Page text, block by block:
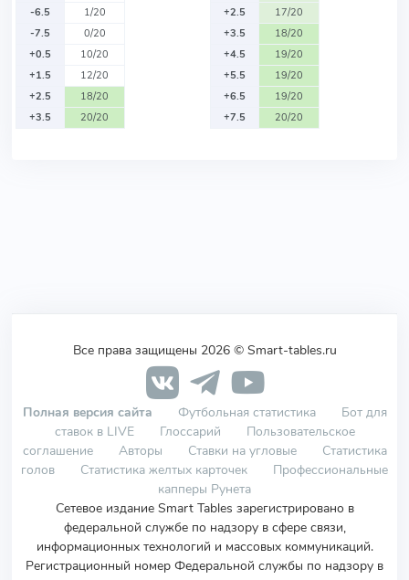
-6.5
1/20
-7.5
0/20
+0.5
10/20
+1.5
12/20
+2.5
18/20
+3.5
20/20
+2.5
17/20
+3.5
18/20
+4.5
19/20
+5.5
19/20
+6.5
19/20
+7.5
20/20
Все права защищены 2026 © Smart-tables.ru
Полная версия сайта Футбольная статистика
Бот для
ставок в LIVE
Глоссарий
Пользовательское
соглашение
Авторы Ставки на угловые
Статистика
голов
Статистика желтых карточек
Профессиональные
капперы Рунета
Сетевое издание Smart Tables зарегистрировано в
федеральной службе по надзору в сфере связи,
информационных технологий и массовых коммуникаций.
Регистрационный номер Федеральной службы по надзору в